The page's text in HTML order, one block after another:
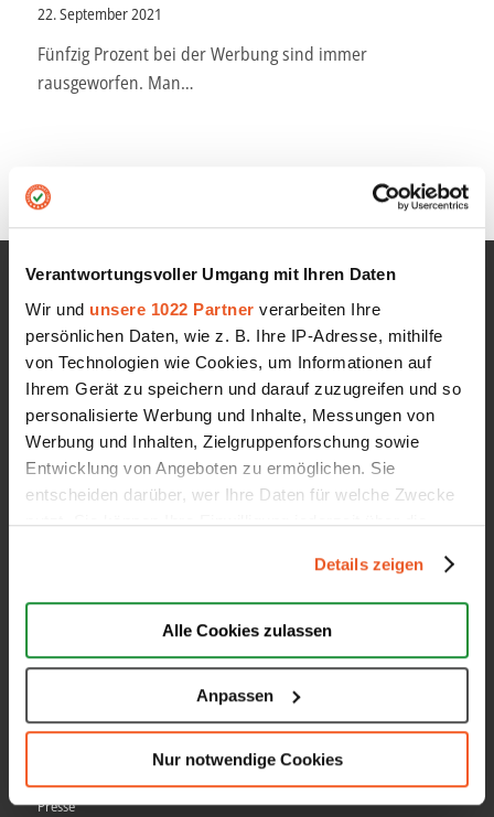
Verantwortungsvoller Umgang mit Ihren Daten
Wir und unsere 1022 Partner verarbeiten Ihre
persönlichen Daten, wie z. B. Ihre IP-Adresse, mithilfe
von Technologien wie Cookies, um Informationen auf
Ihrem Gerät zu speichern und darauf zuzugreifen und so
personalisierte Werbung und Inhalte, Messungen von
Werbung und Inhalten, Zielgruppenforschung sowie
Entwicklung von Angeboten zu ermöglichen. Sie
entscheiden darüber, wer Ihre Daten für welche Zwecke
nutzt. Sie können Ihre Einwilligung jederzeit über die
Trigger Symbol ändern oder widerrufen
Wenn Sie es erlauben, würden wir auch gerne:
Informationen über Ihre geografische Lage erfassen,
Ihr Gerät durch aktives Scannen nach bestimmten
Merkmalen (Fingerprinting) identifizieren
Erfahren Sie mehr darüber, wie Ihre persönlichen Daten
verarbeitet werden, und legen Sie Ihre Präferenzen im
Details zeigen
Alle Cookies zulassen
Anpassen
Nur notwendige Cookies
22. September 2021
Fünfzig Prozent bei der Werbung sind immer
rausgeworfen. Man…
INFORMATIONEN
Google Sterne
Top Auszeichnungen
Schlichtungsverfahren
All-In-One Funktion
Preise & Leistungen
Über uns
Partner
Presse